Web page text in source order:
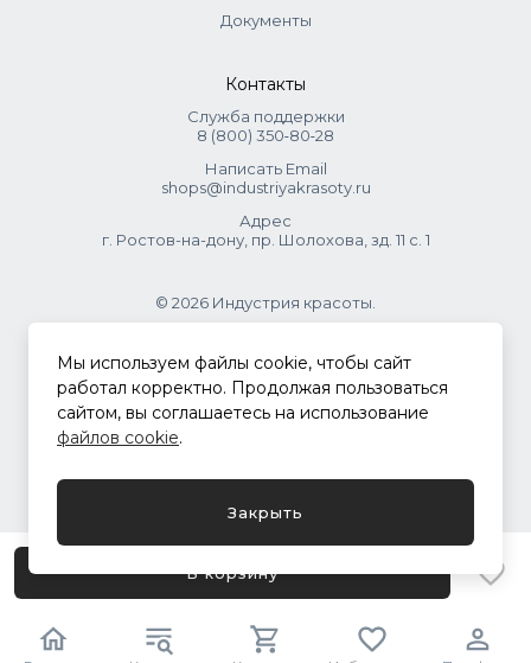
В корзину
Документы
Контакты
Служба поддержки
8 (800) 350‑80‑28
Написать Email
shops@industriyakrasoty.ru
Адрес
г. Ростов-на-дону, пр. Шолохова, зд. 11 с. 1
© 2026 Индустрия красоты.
.
Политика конфиденциальности
Мы используем файлы cookie, чтобы сайт
работал корректно. Продолжая пользоваться
сайтом, вы соглашаетесь на использование
файлов cookie.
Закрыть